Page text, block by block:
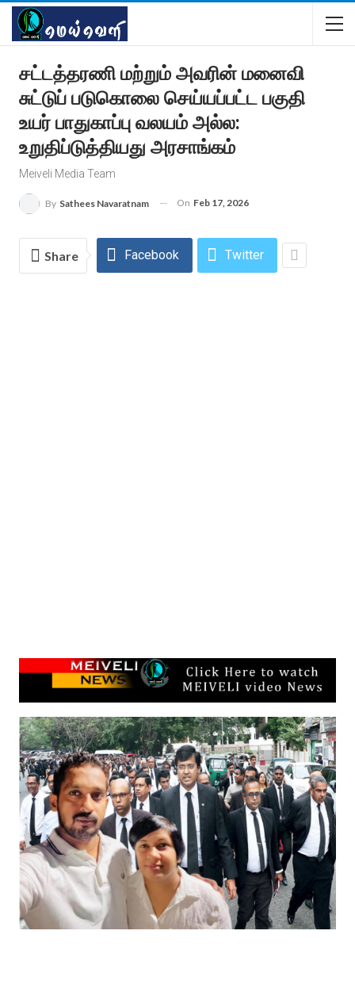
சட்டத்தரணி மற்றும் அவரின் மனைவி
சுட்டுப் படுகொலை செய்யப்பட்ட பகுதி
உயர் பாதுகாப்பு வலயம் அல்ல:
உறுதிப்டுத்தியது அரசாங்கம்
Meiveli Media Team
By Sathees Navaratnam On Feb 17, 2026
Share Facebook Twitter